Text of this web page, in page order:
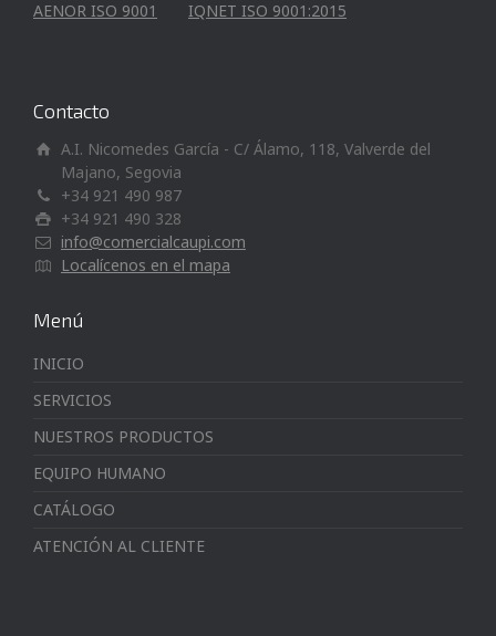
AENOR ISO 9001 IQNET ISO 9001:2015
Contacto
A.I. Nicomedes García - C/ Álamo, 118, Valverde del
Majano, Segovia
+34 921 490 987
+34 921 490 328
info@comercialcaupi.com
Localícenos en el mapa
Menú
INICIO
SERVICIOS
NUESTROS PRODUCTOS
EQUIPO HUMANO
CATÁLOGO
ATENCIÓN AL CLIENTE